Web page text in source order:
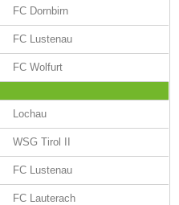
FC Dornbirn
FC Lustenau
FC Wolfurt
Lochau
WSG Tirol II
FC Lustenau
FC Lauterach